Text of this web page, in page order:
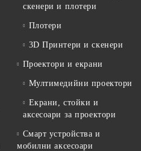
скенери и плотери
Плотери
3D Принтери и скенери
Проектори и екрани
Мултимедийни проектори
Екрани, стойки и
аксесоари за проектори
Смарт устройства и
мобилни аксесоари